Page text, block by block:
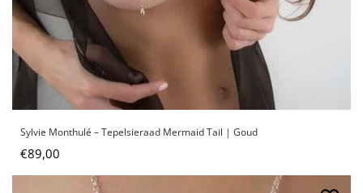
Sylvie Monthulé – Tepelsieraad Mermaid Tail | Goud
€89,00